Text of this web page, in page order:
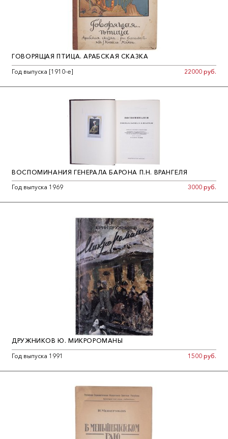
ГОВОРЯЩАЯ ПТИЦА. АРАБСКАЯ СКАЗКА
Год выпуска [1910-е]
22000 руб.
ВОСПОМИНАНИЯ ГЕНЕРАЛА БАРОНА П.Н. ВРАНГЕЛЯ
Год выпуска 1969
3000 руб.
ДРУЖНИКОВ Ю. МИКРОРОМАНЫ
Год выпуска 1991
1500 руб.